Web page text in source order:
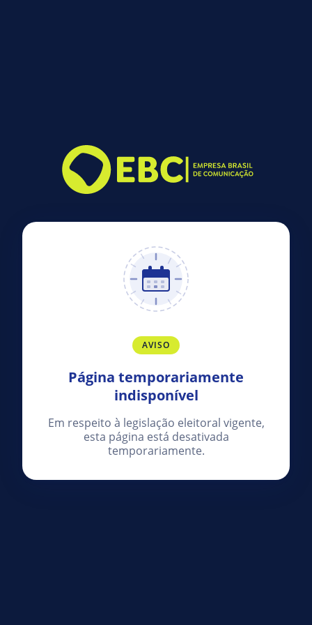
AVISO
Página temporariamente
indisponível
Em respeito à legislação eleitoral vigente,
esta página está desativada
temporariamente.